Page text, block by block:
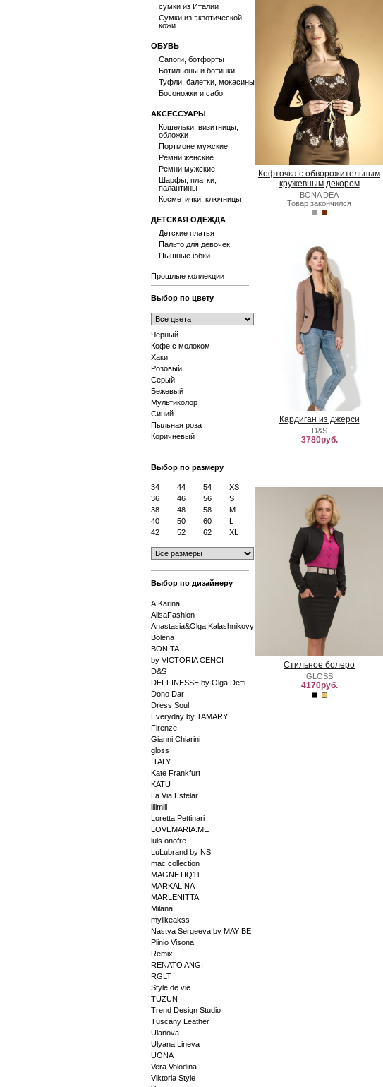
сумки из Италии
Сумки из экзотической
кожи
ОБУВЬ
Сапоги, ботфорты
Ботильоны и ботинки
Туфли, балетки, мокасины
Босоножки и сабо
АКСЕССУАРЫ
Кошельки, визитницы,
обложки
Портмоне мужские
Ремни женские
Ремни мужские
Шарфы, платки,
палантины
Косметички, ключницы
ДЕТСКАЯ ОДЕЖДА
Детские платья
Пальто для девочек
Пышные юбки
Прошлые коллекции
Выбор по цвету
Черный
Кофе с молоком
Хаки
Розовый
Серый
Бежевый
Мультиколор
Синий
Пыльная роза
Коричневый
Выбор по размеру
34 44 54
XS
36
46 56
S
38
48 58
M
40
50 60
L
42
52 62 XL
Выбор по дизайнеру
A.Karina
AlisaFashion
Anastasia&Olga Kalashnikovy
Bolena
BONITA
by VICTORIA CENCI
D&S
DEFFINESSE by Olga Deffi
Dono Dar
Dress Soul
Everyday by TAMARY
Firenze
Gianni Chiarini
gloss
ITALY
Kate Frankfurt
KATU
La Via Estelar
lilimill
Loretta Pettinari
LOVEMARIA.ME
luis onofre
LuLubrand by NS
mac collection
MAGNETIQ11
MARKALINA
MARLENITTA
Milana
mylikeakss
Nastya Sergeeva by MAY BE
Plinio Visona
Remix
RENATO ANGI
RGLT
Style de vie
TÜZÜN
Trend Design Studio
Tuscany Leather
Ulanova
Ulyana Lineva
UONA
Vera Volodina
Viktoria Style
Кофточка с обворожительным
кружевным декором
BONA DEA
Товар закончился
Кардиган из джерси
D&S
3780руб.
Стильное болеро
GLOSS
4170руб.